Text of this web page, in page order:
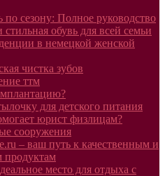
по сезону: Полное руководство
обувь для всей семьи
в немецкой женской
чистка зубов
ттм
для детского питания
юрист физлицам?
сооружения
– ваш путь к качественным и
место для отдыха с